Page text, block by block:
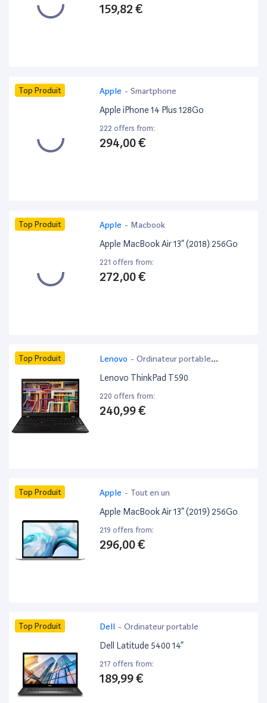
159,82 €
Top Produit Apple - Smartphone
Apple iPhone 14 Plus 128Go
222 offers from:
294,00 €
Top Produit Apple - Macbook
Apple MacBook Air 13” (2018) 256Go
221 offers from:
272,00 €
Top Produit Lenovo - Ordinateur portable
bureautique
Lenovo ThinkPad T590
220 offers from:
240,99 €
Top Produit Apple - Tout en un
Apple MacBook Air 13” (2019) 256Go
219 offers from:
296,00 €
Top Produit Dell - Ordinateur portable
Dell Latitude 5400 14”
217 offers from:
189,99 €